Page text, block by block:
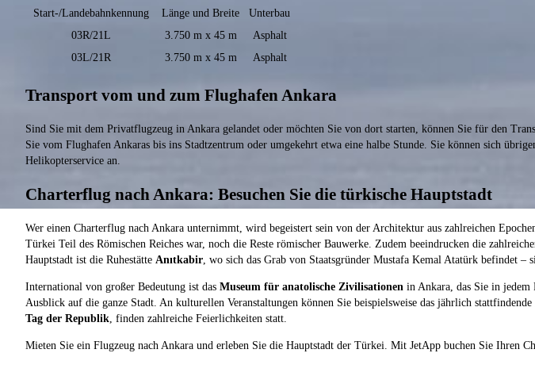
Start-/Landebahnkennung Länge und Breite
Unterbau
03R/21L
3.750 m x 45 m
Asphalt
03L/21R
3.750 m x 45 m Asphalt
Transport vom und zum Flughafen Ankara
Sind Sie mit dem Privatflugzeug in Ankara gelandet oder möchten Sie von dort starten, können Sie für den
Sie vom Flughafen Ankaras bis ins Stadtzentrum oder umgekehrt etwa eine halbe Stunde. Sie können sich
Helikopterservice an.
Charterflug nach Ankara: Besuchen Sie die türkische Hauptstadt
Wer einen Charterflug nach Ankara unternimmt, wird begeistert sein von der Architektur aus zahlreichen
Türkei Teil des Römischen Reiches war, noch die Reste römischer Bauwerke. Zudem beeindrucken die
Hauptstadt ist die Ruhestätte Anıtkabir , wo sich das Grab von Staatsgründer Mustafa Kemal Atatürk befindet
International von großer Bedeutung ist das Museum für anatolische Zivilisationen in Ankara, das Sie in jedem
Ausblick auf die ganze Stadt. An kulturellen Veranstaltungen können Sie beispielsweise das jährlich stattfindende
Tag der Republik , finden zahlreiche Feierlichkeiten statt.
Mieten Sie ein Flugzeug nach Ankara und erleben Sie die Hauptstadt der Türkei. Mit JetApp buchen Sie Ihren